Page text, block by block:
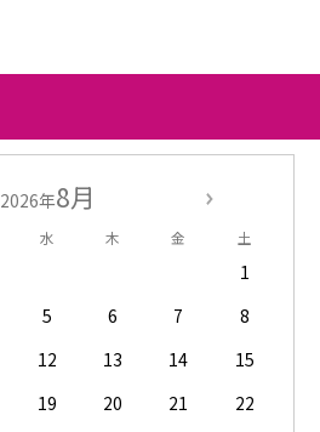
2026年8月
水 木 金 土
1
5 6 7
8
12 13 14
15
19 20 21
22